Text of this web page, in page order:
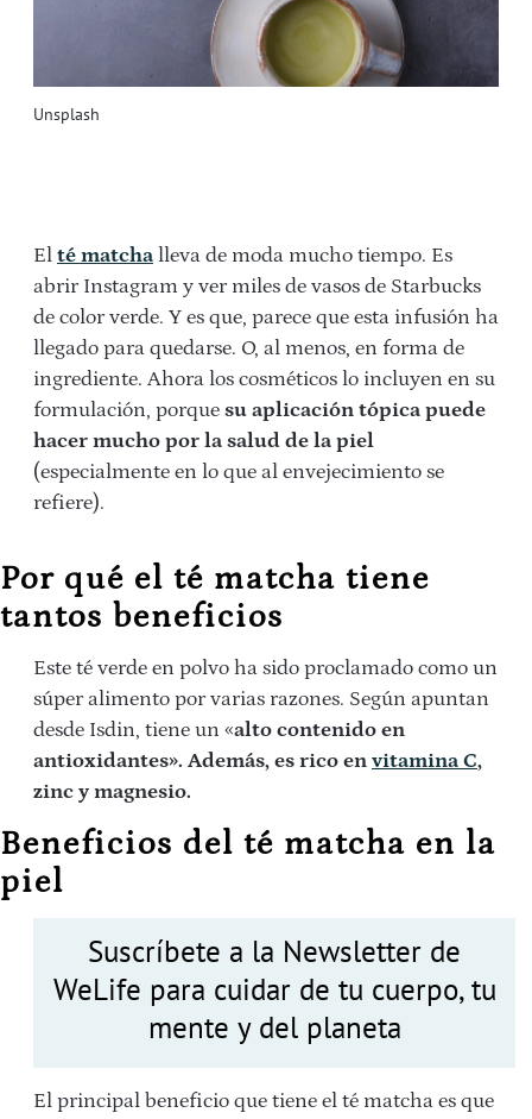
Unsplash
El té matcha lleva de moda mucho tiempo. Es
abrir Instagram y ver miles de vasos de Starbucks
de color verde. Y es que, parece que esta infusión ha
llegado para quedarse. O, al menos, en forma de
ingrediente. Ahora los cosméticos lo incluyen en su
formulación, porque su aplicación tópica puede
hacer mucho por la salud de la piel
(especialmente en lo que al envejecimiento se
refiere).
Por qué el té matcha tiene
tantos beneficios
Este té verde en polvo ha sido proclamado como un
súper alimento por varias razones. Según apuntan
desde Isdin, tiene un «alto contenido en
antioxidantes». Además, es rico en vitamina C,
zinc y magnesio.
Beneficios del té matcha en la
piel
Suscríbete a la Newsletter de
WeLife para cuidar de tu cuerpo, tu
mente y del planeta
El principal beneficio que tiene el té matcha es que